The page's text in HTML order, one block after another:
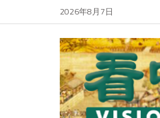
2026年8月7日